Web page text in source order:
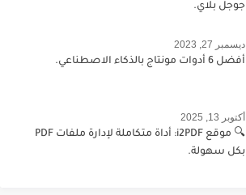
جوجل بلاي.
ديسمبر 27, 2023
أفضل 6 أدوات مونتاج بالذكاء الاصطناعي.
أكتوبر 13, 2025
🔍 موقع i2PDF: أداة متكاملة لإدارة ملفات PDF
بكل سهولة.